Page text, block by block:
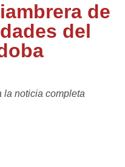
de
del
la noticia completa